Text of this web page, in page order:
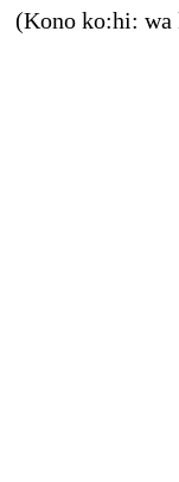
ko:hi: wa